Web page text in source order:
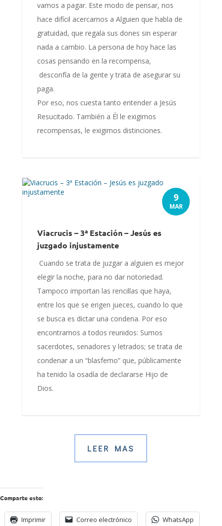
vamos a pagar. Este modo de pensar, nos
hace difícil acercarnos a Alguien que habla de
gratuidad, que regala sus dones sin esperar
nada a cambio. La persona de hoy hace las
cosas pensando en la recompensa,
desconfía de la gente y trata de asegurar su
paga.
Por eso, nos cuesta tanto entender a Jesús
Resucitado. También a Él le exigimos
recompensas, le exigimos distinciones.
Viacrucis – 3ª Estación – Jesús es
juzgado injustamente
Cuando se trata de juzgar a alguien es mejor
elegir la noche, para no dar notoriedad.
Tampoco importan las rencillas que haya,
entre los que se erigen jueces, cuando lo que
se busca es dictar una condena. Por eso
encontramos a todos reunidos: Sumos
sacerdotes, senadores y letrados; se trata de
condenar a un “blasfemo” que, públicamente
ha tenido la osadía de declararse Hijo de
Dios.
9
MAR
LEER MAS
Comparte esto:
Imprimir Correo electrónico WhatsApp